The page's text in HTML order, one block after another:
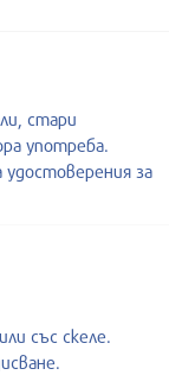
стари
употреба.
удостоверения за
със скеле.